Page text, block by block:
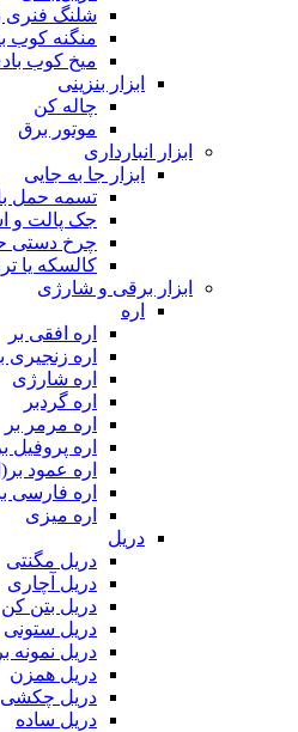
شلنگ فنری
منگنه کوب
میخ کوب
ابزار بنزینی
چاله کن
موتور برق
ابزار انبارداری
ابزار جا به جایی
تسمه حمل
جک پالت و
چرخ دستی
کالسکه یا
ابزار برقی و شارژی
اره
اره افقی بر
اره زنجیری
اره شارژی
اره گردبر
اره مرمر بر
اره پروفیل بر
اره عمود
اره فارسی
اره میزی
دریل
دریل مگنتی
دریل آچاری
دریل بتن کن
دریل ستونی
دریل نمونه
دریل همزن
دریل چکشی
دریل ساده